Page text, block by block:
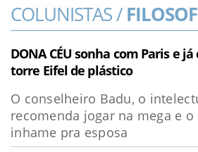
COLUNISTAS /
DONA CÉU sonha com Paris e
torre Eifel de plástico
O conselheiro Badu, o
recomenda jogar na mega e o
inhame pra esposa